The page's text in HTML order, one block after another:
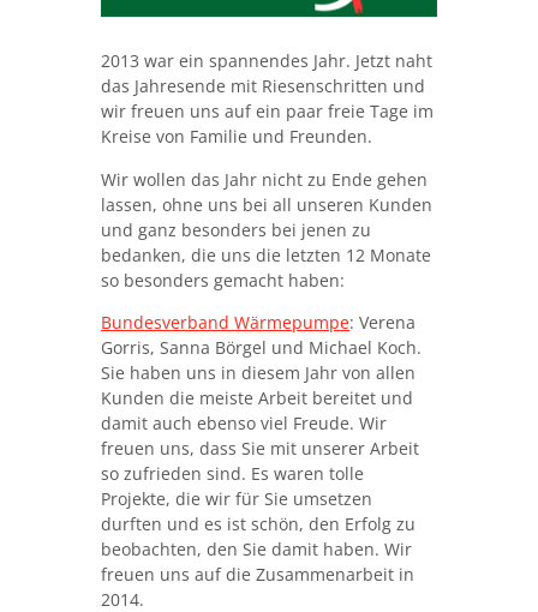
2013 war ein spannendes Jahr. Jetzt naht
das Jahresende mit Riesenschritten und
wir freuen uns auf ein paar freie Tage im
Kreise von Familie und Freunden.
Wir wollen das Jahr nicht zu Ende gehen
lassen, ohne uns bei all unseren Kunden
und ganz besonders bei jenen zu
bedanken, die uns die letzten 12 Monate
so besonders gemacht haben:
Bundesverband Wärmepumpe: Verena
Gorris, Sanna Börgel und Michael Koch.
Sie haben uns in diesem Jahr von allen
Kunden die meiste Arbeit bereitet und
damit auch ebenso viel Freude. Wir
freuen uns, dass Sie mit unserer Arbeit
so zufrieden sind. Es waren tolle
Projekte, die wir für Sie umsetzen
durften und es ist schön, den Erfolg zu
beobachten, den Sie damit haben. Wir
freuen uns auf die Zusammenarbeit in
2014.